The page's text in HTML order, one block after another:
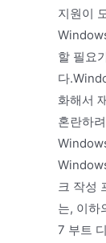
지원이
할 필요
다
화해서
혼란하
크 작성
는, 이하
7 부트